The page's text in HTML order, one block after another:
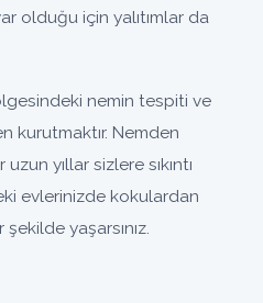
olduğu için yalıtımlar da
nemin tespiti ve
kurutmaktır. Nemden
yıllar sizlere sıkıntı
evlerinizde kokulardan
yaşarsınız.